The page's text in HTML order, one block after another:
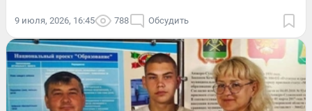
9 июля, 2026, 16:45 788 Обсудить